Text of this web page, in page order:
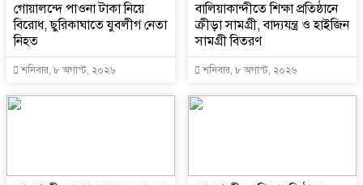
গোয়ালন্দে পাওনা টাকা নিয়ে
বিরোধ, ছুরিকাঘাতে যুবলীগ নেতা
নিহত
শনিবার, ৮ অগাস্ট, ২০২৬
বালিয়াকান্দীতে শিক্ষা প্রতিষ্ঠানে
ক্রীড়া সামগ্রী, বাদ্যযন্ত্র ও হাইজিন
সামগ্রী বিতরণ
শনিবার, ৮ অগাস্ট, ২০২৬